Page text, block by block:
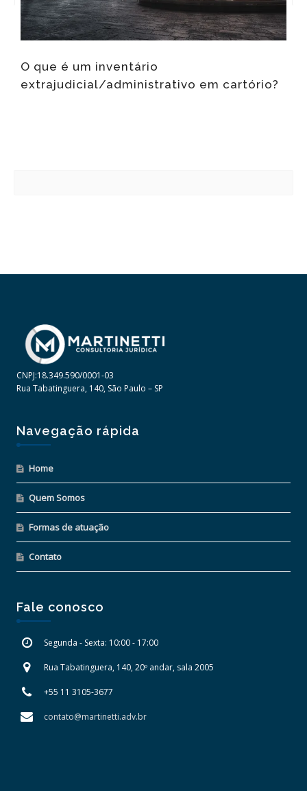
O que é um inventário
extrajudicial/administrativo em cartório?
CNPJ:18.349.590/0001-03
Rua Tabatinguera, 140, São Paulo – SP
Navegação rápida
Home
Quem Somos
Formas de atuação
Contato
Fale conosco
Segunda - Sexta: 10:00 - 17:00
Rua Tabatinguera, 140, 20º andar, sala 2005
+55 11 3105-3677
contato@martinetti.adv.br